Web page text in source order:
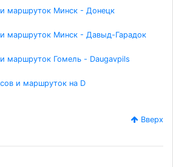
и маршруток Минск - Донецк
и маршруток Минск - Давыд-Гарадок
маршруток Гомель - Daugavpils
и маршруток на D
Вверх